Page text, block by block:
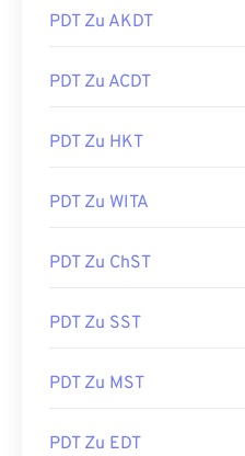
PDT Zu AKDT
PDT Zu ACDT
PDT Zu HKT
PDT Zu WITA
PDT Zu ChST
PDT Zu SST
PDT Zu MST
PDT Zu EDT